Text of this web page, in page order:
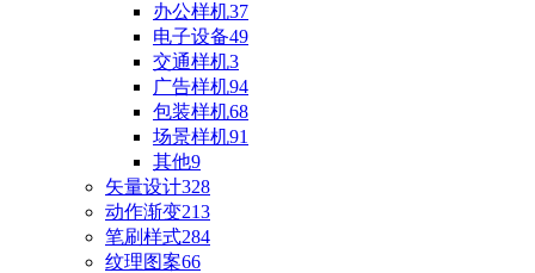
办公样机37
电子设备49
交通样机3
广告样机94
包装样机68
场景样机91
其他9
矢量设计328
动作渐变213
笔刷样式284
纹理图案66